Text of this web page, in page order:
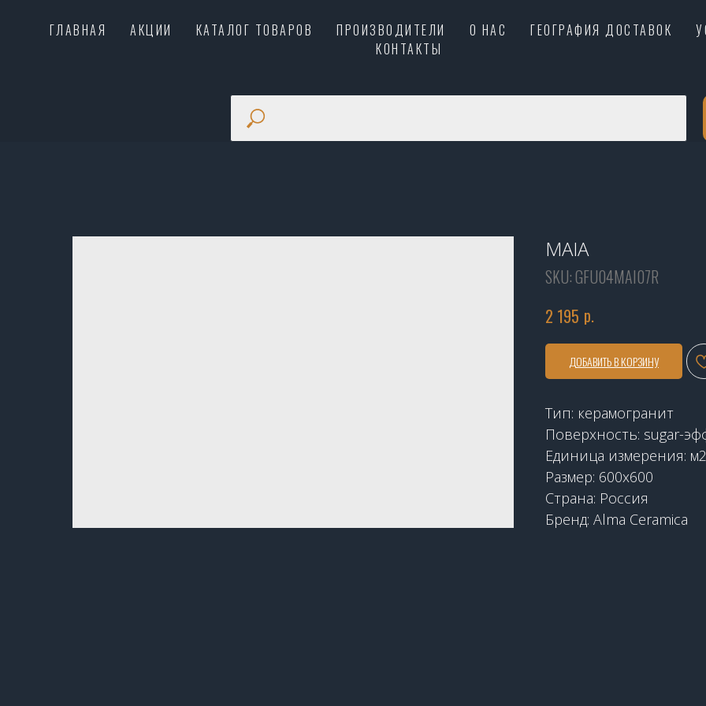
ГЛАВНАЯ АКЦИИ КАТАЛОГ ТОВАРОВ ПРОИЗВОДИТЕЛИ О НАС ГЕОГРАФИЯ ДОСТАВОК
КОНТАКТЫ
MAIA
SKU:GFU04MAI07R
2 195 р.
ДОБАВИТЬ В КОРЗИНУ
Тип: керамогранит
Поверхность: sugar-
Единица измерения: м2
Размер: 600x600
Страна: Россия
Бренд: Alma Ceramica